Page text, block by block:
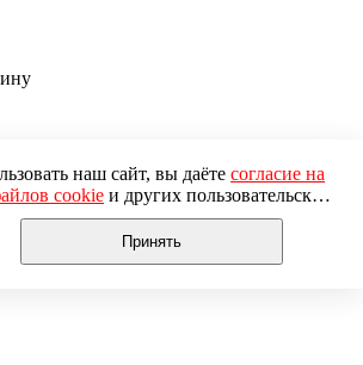
наш сайт, вы даётесогласие на
cookie и других пользовательских
IP-адрес, сведения о местоположении,
и т. п.) для
сайта, проведения статистических
Принять
Перейти в корзину